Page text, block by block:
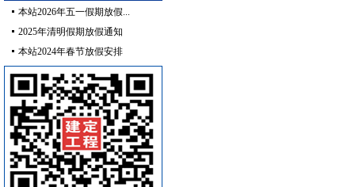
防雷接地 [采购中]
开关插座 [采购中]
卫生洁具 [采购中]
空调设备
[采购中]
光源灯具 [采购中]
变频给水设备 [采购中]
阀门组件 [采购中]
高级地砖 [采购中]
通风设备 [采购中]
本站2026年五一假期放假...
2025年清明假期放假通知
本站2024年春节放假安排